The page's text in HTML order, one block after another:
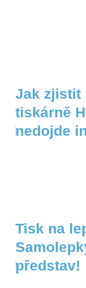
Jak zjistit
tiskárně
nedojde
Tisk na
představ!